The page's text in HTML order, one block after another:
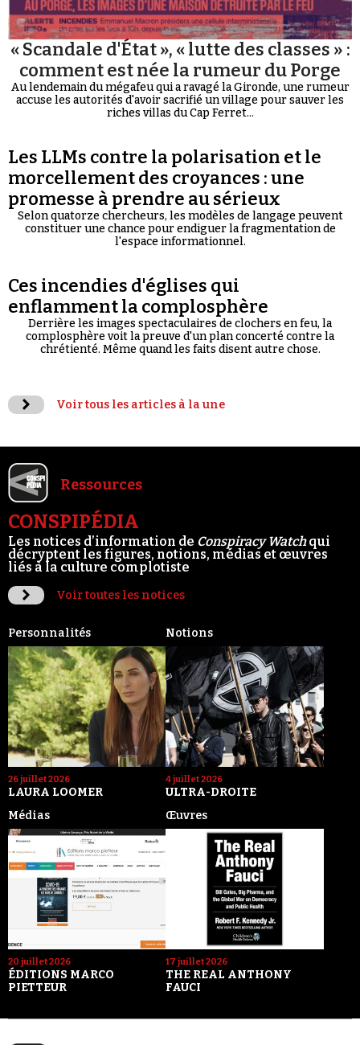
« Scandale d'État », « lutte des classes » :
comment est née la rumeur du Porge
Au lendemain du mégafeu qui a ravagé la Gironde, une rumeur
accuse les autorités d'avoir sacrifié un village pour sauver les
riches villas du Cap Ferret...
Les LLMs contre la polarisation et le
morcellement des croyances : une
promesse à prendre au sérieux
Selon quatorze chercheurs, les modèles de langage peuvent
constituer une chance pour endiguer la fragmentation de
l'espace informationnel.
Ces incendies d'églises qui
enflamment la complosphère
Derrière les images spectaculaires de clochers en feu, la
complosphère voit la preuve d'un plan concerté contre la
chrétienté. Même quand les faits disent autre chose.
Voir tous les articles à la une
Ressources
CONSPIPÉDIA
Les notices d’information de Conspiracy Watchqui
décryptent les figures, notions, médias et œuvres
liés à la culture complotiste
Voir toutes les notices
Personnalités
26 juillet 2026
LAURA LOOMER
Notions
4 juillet 2026
ULTRA-DROITE
Médias
20 juillet 2026
ÉDITIONS MARCO
PIETTEUR
Œuvres
17 juillet 2026
THE REAL ANTHONY
FAUCI